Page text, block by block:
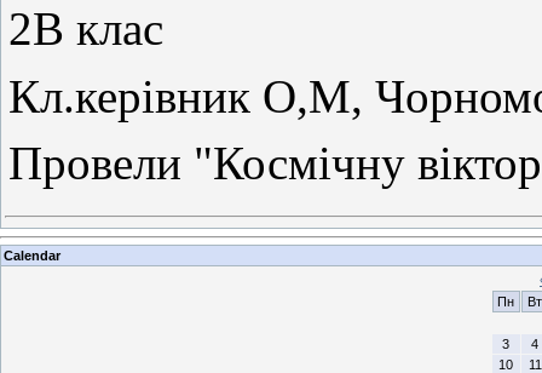
2В клас
Кл.керівник О,М,
Провели "Космічну
Calendar
Пн
Вт
3
4
10
11